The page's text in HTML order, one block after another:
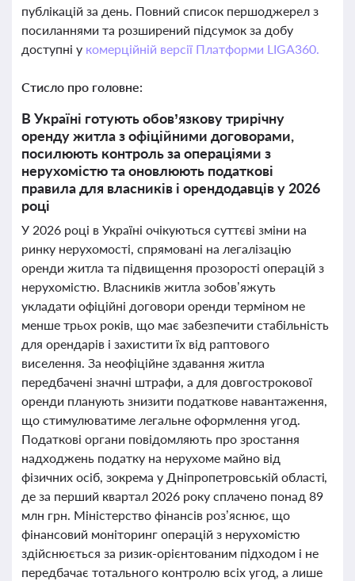
публікацій за день. Повний список першоджерел з
посиланнями та розширений підсумок за добу
доступні у комерційній версії Платформи LIGA360.
Стисло про головне:
В Україні готують обов’язкову трирічну
оренду житла з офіційними договорами,
посилюють контроль за операціями з
нерухомістю та оновлюють податкові
правила для власників і орендодавців у 2026
році
У 2026 році в Україні очікуються суттєві зміни на
ринку нерухомості, спрямовані на легалізацію
оренди житла та підвищення прозорості операцій з
нерухомістю. Власників житла зобов’яжуть
укладати офіційні договори оренди терміном не
менше трьох років, що має забезпечити стабільність
для орендарів і захистити їх від раптового
виселення. За неофіційне здавання житла
передбачені значні штрафи, а для довгострокової
оренди планують знизити податкове навантаження,
що стимулюватиме легальне оформлення угод.
Податкові органи повідомляють про зростання
надходжень податку на нерухоме майно від
фізичних осіб, зокрема у Дніпропетровській області,
де за перший квартал 2026 року сплачено понад 89
млн грн. Міністерство фінансів роз’яснює, що
фінансовий моніторинг операцій з нерухомістю
здійснюється за ризик-орієнтованим підходом і не
передбачає тотального контролю всіх угод, а лише